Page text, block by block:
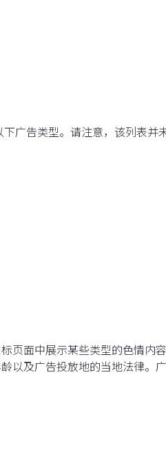
广告类型。请注意，该列表并
页面中展示某些类型的色情内
以及广告投放地的当地法律。